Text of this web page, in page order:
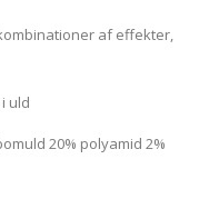
af effekter,
uld
20% polyamid 2%